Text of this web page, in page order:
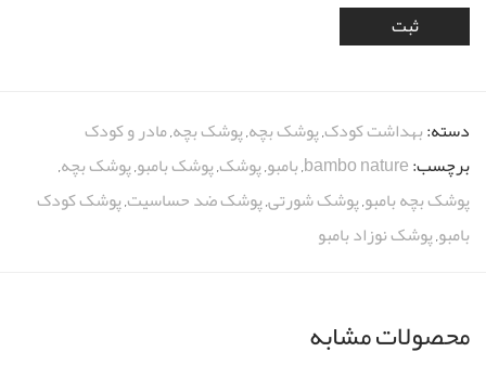
دسته:بهداشت کودک,پوشک بچه,پوشک بچه,مادر و کودک
برچسب:bambo nature
,بامبو,پوشک,پوشک بامبو,پوشک بچه,
پوشک بچه بامبو,پوشک شورتی,پوشک ضد حساسیت,پوشک کودک
بامبو,پوشک نوزاد بامبو
محصولات مشابه